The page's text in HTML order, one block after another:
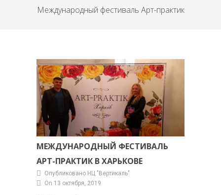
Международный фестиваль Арт-практик
МЕЖДУНАРОДНЫЙ ФЕСТИВАЛЬ
АРТ-ПРАКТИК В ХАРЬКОВЕ
Опубликовано НЦ "Вертикаль"
On 13 октября, 2019